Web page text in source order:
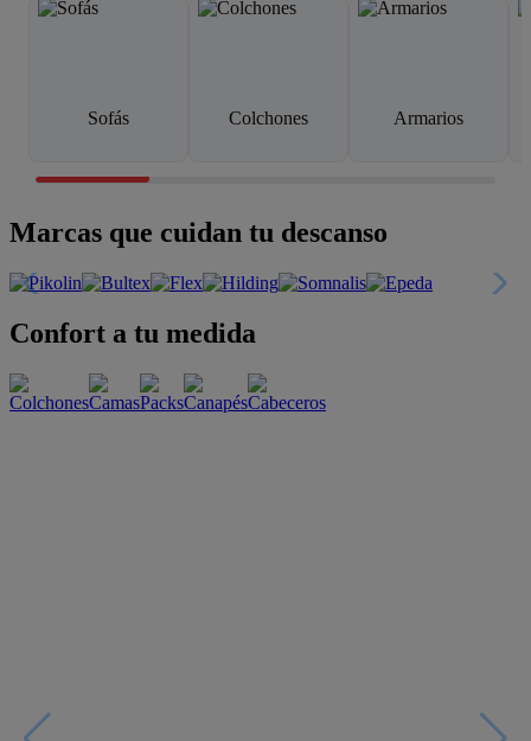
Sofás Colchones Armarios
Marcas que cuidan tu descanso
Confort a tu medida